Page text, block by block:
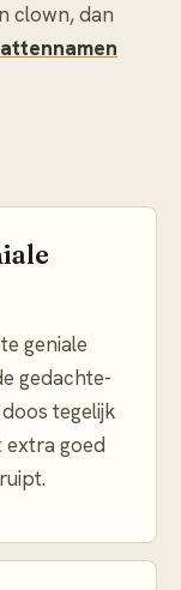
clown, dan
geniale
gedachte-
tegelijk
extra goed